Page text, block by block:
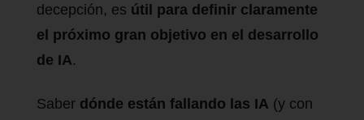
decepción, es útil para definir claramente
el próximo gran objetivo en el desarrollo
de IA.
Saber dónde están fallando las IA (y con